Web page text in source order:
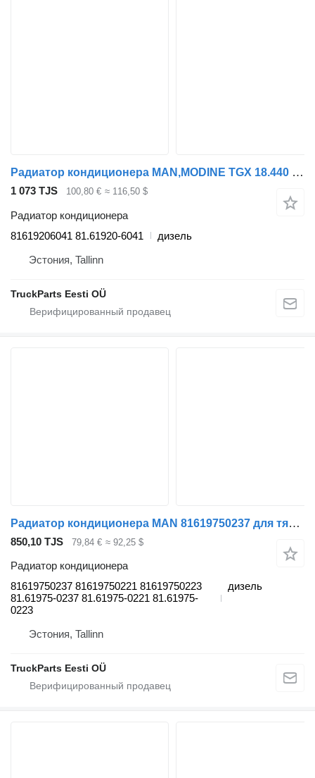
Радиатор кондиционера MAN,MODINE TGX 18.440 (01.07-) 81619206041 для тягача MAN TGL, TGM, TGS, TGX (2005-2021)
1 073 TJS 100,80 € ≈ 116,50 $
Радиатор кондиционера
81619206041 81.61920-6041
дизель
Эстония, Tallinn
TruckParts Eesti OÜ
Радиатор кондиционера MAN 81619750237 для тягача MAN TGL, TGM, TGS, TGX (2005-2021)
850,10 TJS 79,84 € ≈ 92,25 $
Радиатор кондиционера
81619750237 81619750221 81619750223
81.61975-0237 81.61975-0221 81.61975-
0223
дизель
Эстония, Tallinn
TruckParts Eesti OÜ